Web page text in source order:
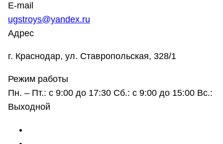
E-mail
ugstroys@yandex.ru
Адрес
г. Краснодар, ул. Ставропольская, 328/1
Режим работы
Пн. – Пт.: с 9:00 до 17:30 Сб.: с 9:00 до 15:00 Вс.:
Выходной